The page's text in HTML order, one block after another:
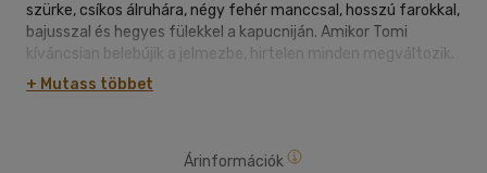
szürke, csíkos álruhára, négy fehér manccsal, hosszú farokkal,
bajusszal és hegyes fülekkel a kapucniján. Amikor Tomi
kíváncsian belebújik a jelmezbe, hirtelen minden megváltozik.
Kövesd végig a félénk baromfi hős megmentővé válását a
+ Mutass többet
Árinformációk